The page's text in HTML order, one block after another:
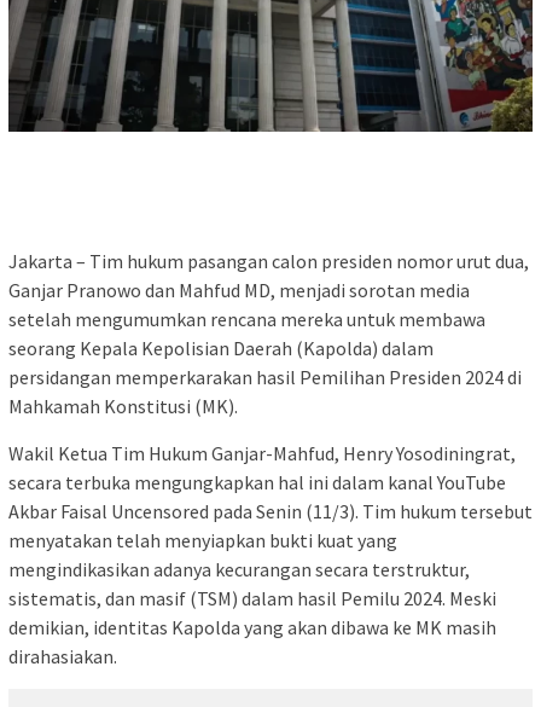
Jakarta – Tim hukum pasangan calon presiden nomor urut dua,
Ganjar Pranowo dan Mahfud MD, menjadi sorotan media
setelah mengumumkan rencana mereka untuk membawa
seorang Kepala Kepolisian Daerah (Kapolda) dalam
persidangan memperkarakan hasil Pemilihan Presiden 2024 di
Mahkamah Konstitusi (MK).
Wakil Ketua Tim Hukum Ganjar-Mahfud, Henry Yosodiningrat,
secara terbuka mengungkapkan hal ini dalam kanal YouTube
Akbar Faisal Uncensored pada Senin (11/3). Tim hukum tersebut
menyatakan telah menyiapkan bukti kuat yang
mengindikasikan adanya kecurangan secara terstruktur,
sistematis, dan masif (TSM) dalam hasil Pemilu 2024. Meski
demikian, identitas Kapolda yang akan dibawa ke MK masih
dirahasiakan.